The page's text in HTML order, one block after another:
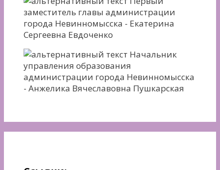
заместитель главы администрации
города Невинномысска - Екатерина
Сергеевна Евдоченко
Начальник
управления образования
администрации города Невинномысска
- Анжелика Вячеславовна Пушкарская